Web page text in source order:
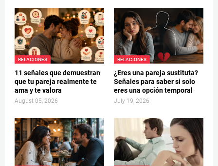
RELACIONES
11 señales que demuestran
que tu pareja realmente te
ama y te valora
August 05, 2026
RELACIONES
¿Eres una pareja sustituta?
Señales para saber si solo
eres una opción temporal
July 19, 2026